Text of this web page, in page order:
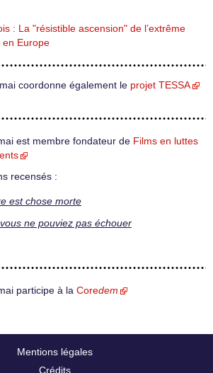
: La "résistible ascension" de l’extrême
en Europe
coordonne également le projet TESSA
est membre fondateur de Films en luttes
recensés :
est chose morte
ne pouviez pas échouer
participe à la Coredem
Mentions légales
Crédits